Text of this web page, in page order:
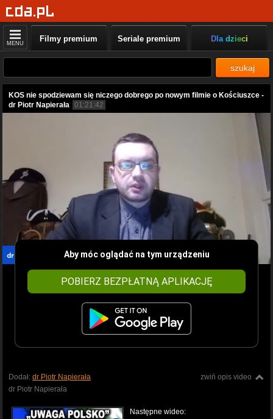
MENU Filmy premium Seriale premium Dla dzieci
szukaj
KOS nie spodziewam się niczego dobrego po nowym filmie o Kościuszce -
dr Piotr Napierała 01:21:42
Aby móc oglądać na tym urządzeniu
POBIERZ BEZPŁATNĄ APLIKACJĘ
zwiń opis video
Dodał: dr Piotr Napierała
dr Piotr Napierała
Następne wideo: